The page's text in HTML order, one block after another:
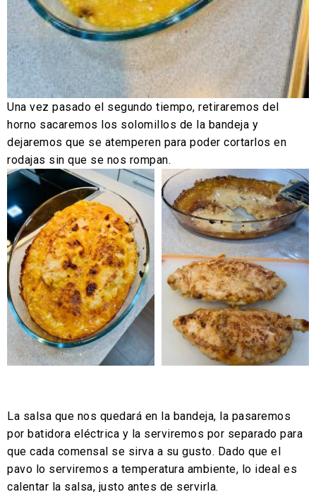
Una vez pasado el segundo tiempo, retiraremos del
horno sacaremos los solomillos de la bandeja y
dejaremos que se atemperen para poder cortarlos en
rodajas sin que se nos rompan.
La salsa que nos quedará en la bandeja, la pasaremos
por batidora eléctrica y la serviremos por separado para
que cada comensal se sirva a su gusto. Dado que el
pavo lo serviremos a temperatura ambiente, lo ideal es
calentar la salsa, justo antes de servirla.